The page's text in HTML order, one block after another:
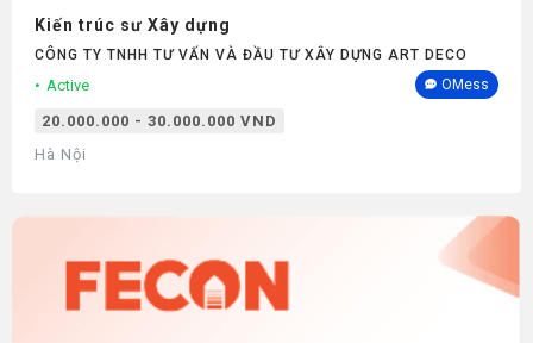
Kiến trúc sư Xây dựng
CÔNG TY TNHH TƯ VẤN VÀ ĐẦU TƯ XÂY DỰNG ART DECO
Active OMess
20.000.000 - 30.000.000 VND
Hà Nội